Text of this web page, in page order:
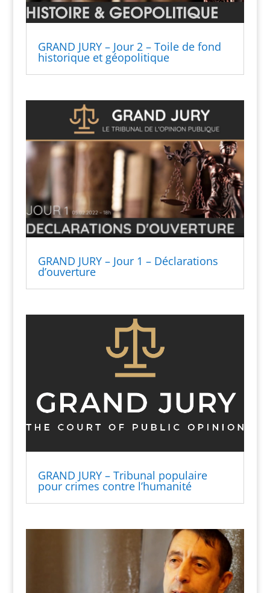
GRAND JURY – Jour 2 – Toile de fond
historique et géopolitique
GRAND JURY – Jour 1 – Déclarations
d’ouverture
GRAND JURY – Tribunal populaire
pour crimes contre l’humanité